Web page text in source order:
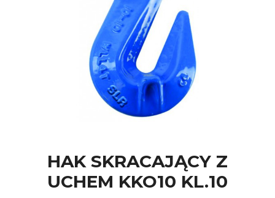
HAK SKRACAJĄCY Z
UCHEM KKO10 KL.10